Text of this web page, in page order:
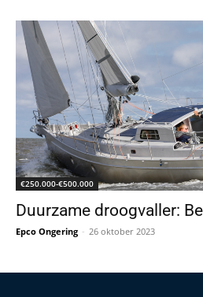
€250.000-€500.000
Duurzame droogvaller:
Epco Ongering - 26 oktober 2023